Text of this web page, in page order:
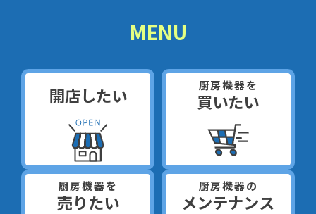
MENU
開店したい 厨房機器を
買いたい
厨房機器を
売りたい
厨房機器の
メンテナンス